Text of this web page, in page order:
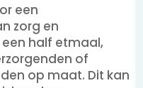
een
zorg en
half etmaal,
of
op maat. Dit kan